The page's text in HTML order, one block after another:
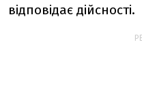
відповідає дійсності.